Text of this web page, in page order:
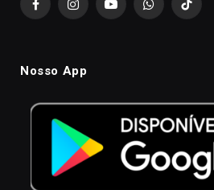
FacebookInstagramYouTubeWhatsAppTikTok
Nosso App